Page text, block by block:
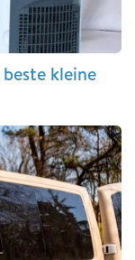
kleine